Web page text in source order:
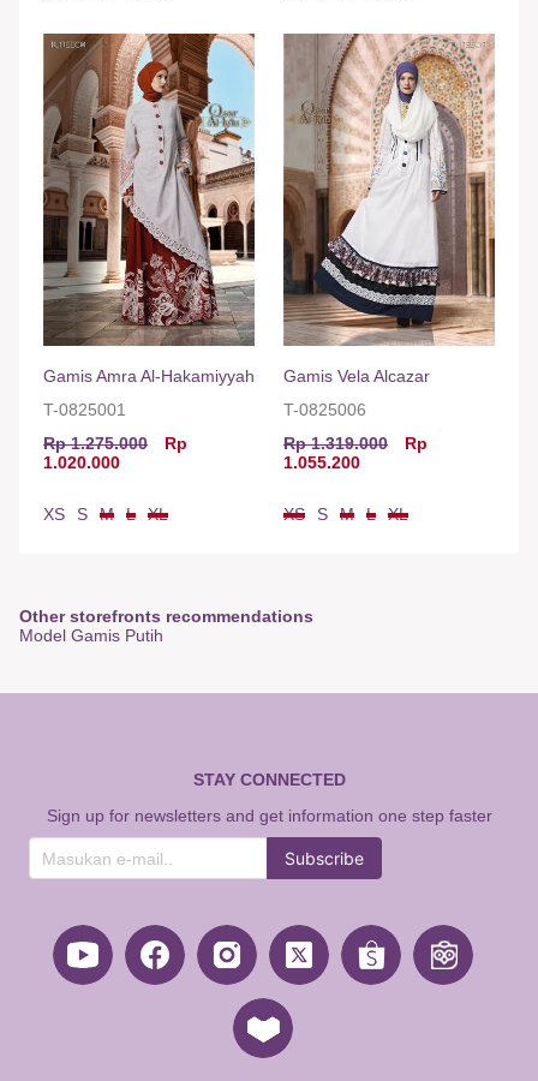
Gamis Amra Al-Hakamiyyah
T-0825001
Rp 1.275.000
Rp
1.020.000
XS S M L XL
Gamis Vela Alcazar
T-0825006
Rp 1.319.000
Rp
1.055.200
XS S M L XL
Other storefronts recommendations
Model Gamis Putih
STAY CONNECTED
Sign up for newsletters and get information one step faster
Subscribe